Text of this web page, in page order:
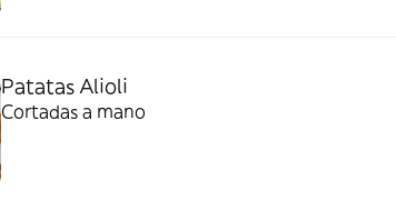
Patatas Alioli
Cortadas a mano